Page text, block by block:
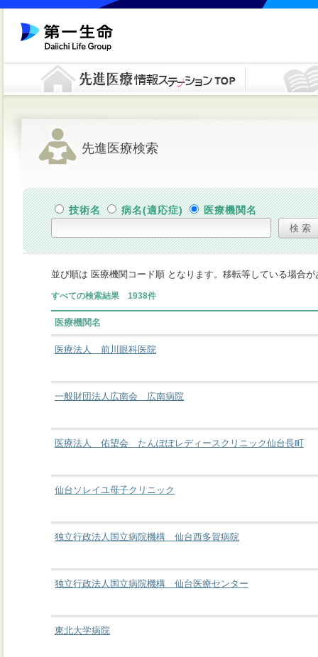
先進医療検索
技術名 病名(適応症) 医療機関名
並び順は 医療機関コード順 となります。移転等している場合
すべての検索結果 1938件
医療機関名
医療法人 前川眼科医院
一般財団法人広南会 広南病院
医療法人 佑望会 たんぽぽレディースクリニック仙台長町
仙台ソレイユ母子クリニック
独立行政法人国立病院機構 仙台西多賀病院
独立行政法人国立病院機構 仙台医療センター
東北大学病院